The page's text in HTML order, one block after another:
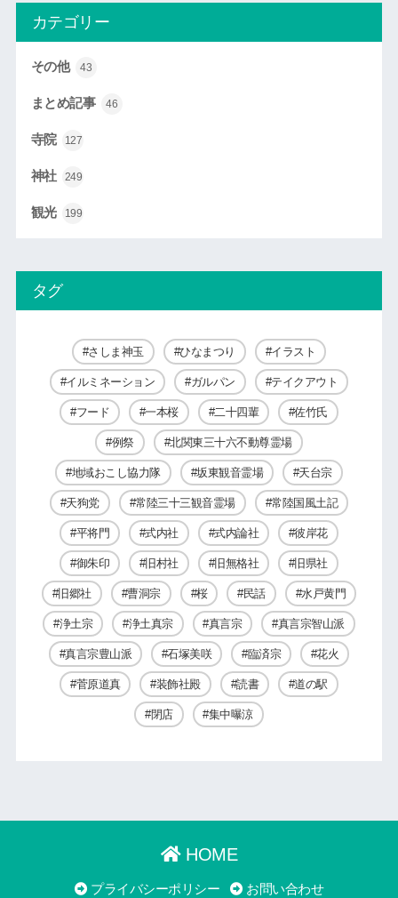
カテゴリー
その他 43
まとめ記事 46
寺院 127
神社 249
観光 199
タグ
さしま神玉 ひなまつり イラスト
イルミネーション ガルパン テイクアウト
フード 一本桜 二十四輩 佐竹氏
例祭 北関東三十六不動尊霊場
地域おこし協力隊 坂東観音霊場 天台宗
天狗党 常陸三十三観音霊場 常陸国風土記
平将門 式内社 式内論社 彼岸花
御朱印 旧村社 旧無格社 旧県社
旧郷社 曹洞宗 桜 民話 水戸黄門
浄土宗 浄土真宗 真言宗 真言宗智山派
真言宗豊山派 石塚美咲 臨済宗 花火
菅原道真 装飾社殿 読書 道の駅
閉店 集中曝涼
HOME
プライバシーポリシー お問い合わせ